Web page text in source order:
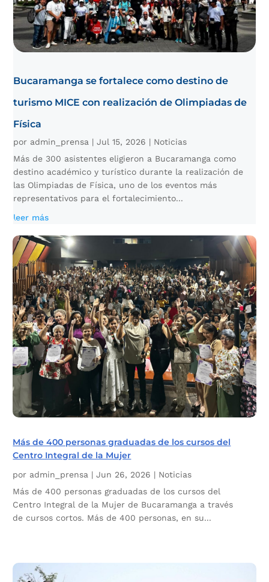
Bucaramanga se fortalece como destino de
turismo MICE con realización de Olimpiadas de
Física
por admin_prensa |Jul 15, 2026 | Noticias
Más de 300 asistentes eligieron a Bucaramanga como
destino académico y turístico durante la realización de
las Olimpiadas de Física, uno de los eventos más
representativos para el fortalecimiento...
leer más
Más de 400 personas graduadas de los cursos del
Centro Integral de la Mujer
por admin_prensa |Jun 26, 2026 | Noticias
Más de 400 personas graduadas de los cursos del
Centro Integral de la Mujer de Bucaramanga a través
de cursos cortos. Más de 400 personas, en su...